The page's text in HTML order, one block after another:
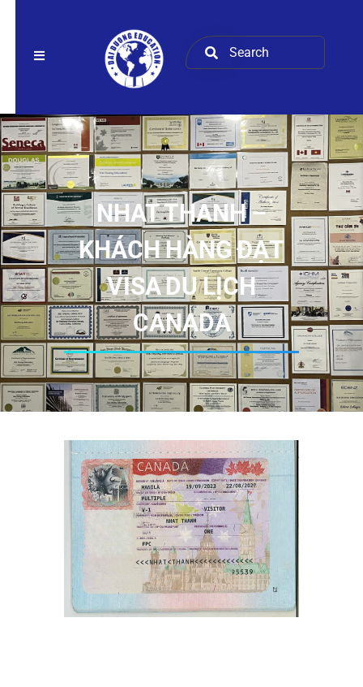
NHAT THANH –
KHÁCH HÀNG ĐẠT
VISA DU LỊCH
CANADA